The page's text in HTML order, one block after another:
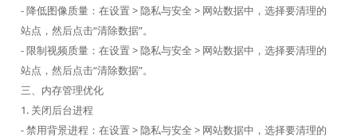
- 降低图像质量：在设置 > 隐私与安全 > 网站数据中，选择要清理的
站点，然后点击“清除数据”。
- 限制视频质量：在设置 > 隐私与安全 > 网站数据中，选择要清理的
站点，然后点击“清除数据”。
三、内存管理优化
1. 关闭后台进程
- 禁用背景进程：在设置 > 隐私与安全 > 网站数据中，选择要清理的